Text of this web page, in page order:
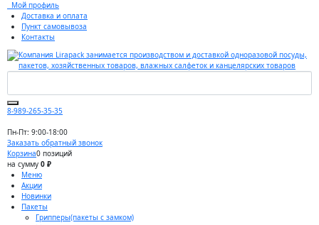
Мой профиль
Доставка и оплата
Пункт самовывоза
Контакты
8-989-265-35-35
Пн-Пт: 9:00-18:00
Заказать обратный звонок
Корзина0 позиций
на сумму 0 ₽
Меню
Акции
Новинки
Пакеты
Грипперы(пакеты с замком)